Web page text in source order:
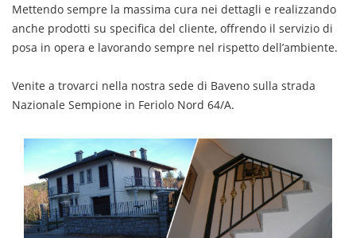
Mettendo sempre la massima cura nei dettagli e realizzando
anche prodotti su specifica del cliente, offrendo il servizio di
posa in opera e lavorando sempre nel rispetto dell’ambiente.
Venite a trovarci nella nostra sede di Baveno sulla strada
Nazionale Sempione in Feriolo Nord 64/A.